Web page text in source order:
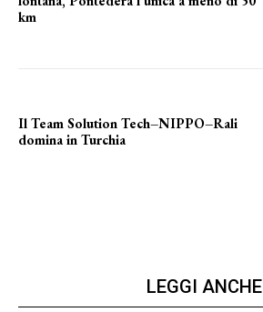
km
Il Team Solution Tech–NIPPO–Rali
domina in Turchia
LEGGI ANCHE